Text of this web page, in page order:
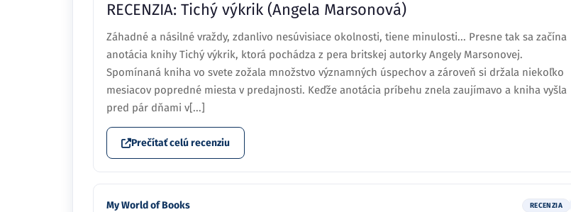
RECENZIA: Tichý výkrik (Angela Marsonová)
Záhadné a násilné vraždy, zdanlivo nesúvisiace okolnosti, tiene minulosti... Presne tak sa začína
anotácia knihy Tichý výkrik, ktorá pochádza z pera britskej autorky Angely Marsonovej.
Spomínaná kniha vo svete zožala množstvo významných úspechov a zároveň si držala niekoľko
mesiacov popredné miesta v predajnosti. Keďže anotácia príbehu znela zaujímavo a kniha vyšla
pred pár dňami v[...]
Prečítať celú recenziu
My World of Books RECENZIA